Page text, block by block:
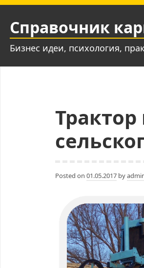
Skip
content
Справочник
Бизнес идеи, психология,
Posted on 01.05.2017 by